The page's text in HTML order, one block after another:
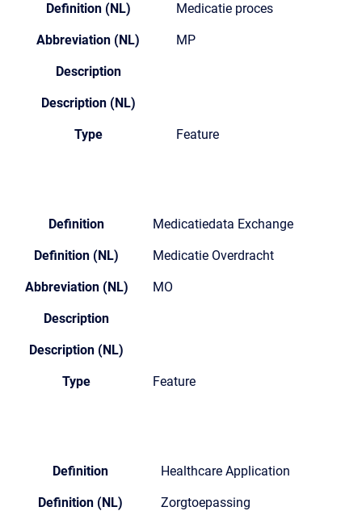
Definition (NL) Medicatie proces
Abbreviation (NL) MP
Description
Description (NL)
Type Feature
Definition Medicatiedata Exchange
Definition (NL) Medicatie Overdracht
Abbreviation (NL) MO
Description
Description (NL)
Type Feature
Definition Healthcare Application
Definition (NL) Zorgtoepassing